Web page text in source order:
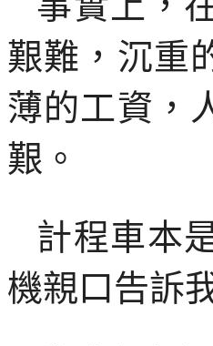
艱難，沉重
薄的工資，
艱。
計程車本
機親口告訴